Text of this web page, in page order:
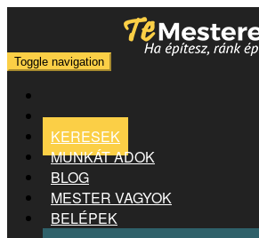
Toggle navigation
KERESEK
MUNKÁT ADOK
BLOG
MESTER VAGYOK
BELÉPEK